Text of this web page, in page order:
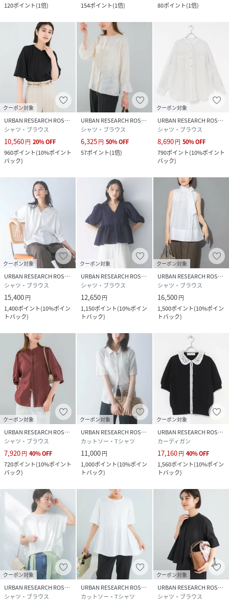
120ポイント(1倍)
154ポイント(1倍)
80ポイント(1倍)
クーポン対象
URBAN RESEARCH ROSSO
シャツ・ブラウス
10,560円 20%OFF
960ポイント(10%ポイント
バック)
URBAN RESEARCH ROSSO
シャツ・ブラウス
6,325円 50%OFF
57ポイント(1倍)
クーポン対象
URBAN RESEARCH ROSSO
シャツ・ブラウス
8,690円 50%OFF
790ポイント(10%ポイント
バック)
クーポン対象
URBAN RESEARCH ROSSO
シャツ・ブラウス
15,400円
1,400ポイント(10%ポイン
トバック)
クーポン対象
URBAN RESEARCH ROSSO
シャツ・ブラウス
12,650円
1,150ポイント(10%ポイン
トバック)
クーポン対象
URBAN RESEARCH ROSSO
シャツ・ブラウス
16,500円
1,500ポイント(10%ポイン
トバック)
クーポン対象
URBAN RESEARCH ROSSO
シャツ・ブラウス
7,920円 40%OFF
720ポイント(10%ポイント
バック)
クーポン対象
URBAN RESEARCH ROSSO
カットソー・Tシャツ
11,000円
1,000ポイント(10%ポイン
トバック)
クーポン対象
URBAN RESEARCH ROSSO
カーディガン
17,160円 40%OFF
1,560ポイント(10%ポイン
トバック)
クーポン対象
URBAN RESEARCH ROSSO
シャツ・ブラウス
URBAN RESEARCH ROSSO
カットソー・Tシャツ
クーポン対象
URBAN RESEARCH ROSSO
シャツ・ブラウス